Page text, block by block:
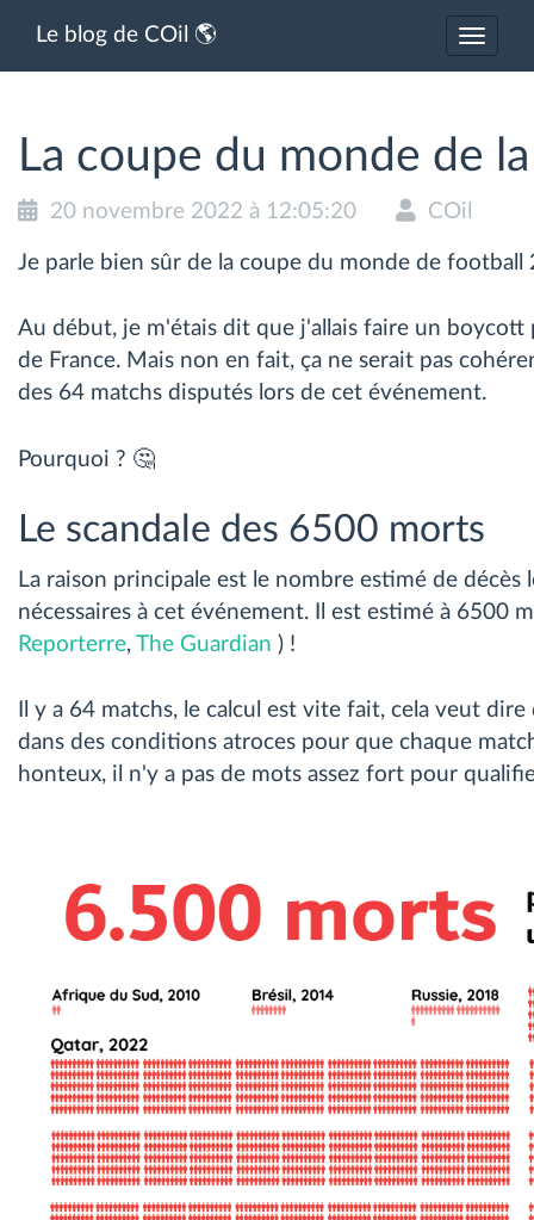
Le blog de COil 🌎
Activer
La coupe du monde de
20 novembre 2022 à 12:05:20 COil
Je parle bien sûr de la coupe du monde de football
Au début, je m'étais dit que j'allais faire un
de France. Mais non en fait, ça ne serait pas
des 64 matchs disputés lors de cet événement.
Pourquoi ? 🤔
Le scandale des 6500 morts
La raison principale est le nombre estimé de
nécessaires à cet événement. Il est estimé à 6500
Reporterre, The Guardian ) !
Il y a 64 matchs, le calcul est vite fait, cela veut
dans des conditions atroces pour que chaque
honteux, il n'y a pas de mots assez fort pour